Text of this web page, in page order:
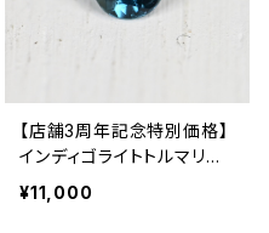
【店舗3周年記念特別価格】
インディゴライトトルマリン
0.132ct（ソーティング付き）
SA27788
¥11,000